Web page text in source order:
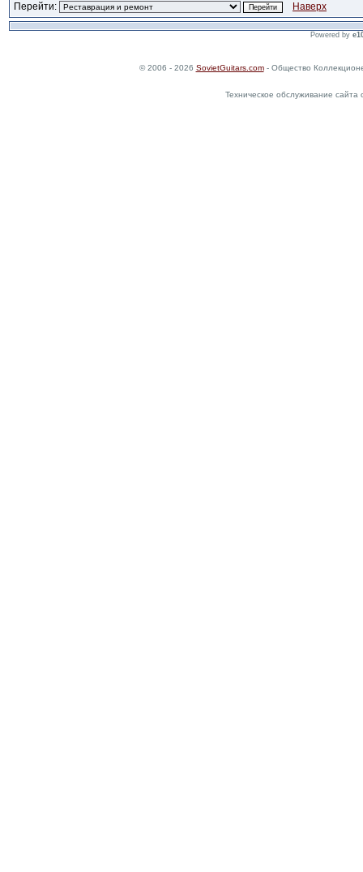
Перейти:
Наверх
Powered by
© 2006 - 2026 SovietGuitars.com- Общество
Техническое обслуживание сайта